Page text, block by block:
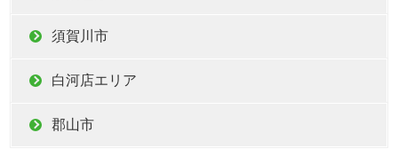
須賀川市
白河店エリア
郡山市